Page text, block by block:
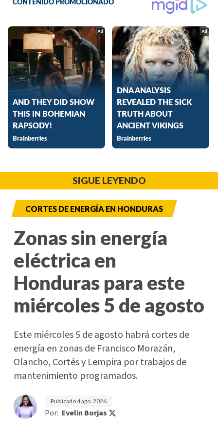
SIGUE LEYENDO
CORTES DE ENERGÍA EN HONDURAS
Zonas sin energía
eléctrica en
Honduras para este
miércoles 5 de agosto
Este miércoles 5 de agosto habrá cortes de
energía en zonas de Francisco Morazán,
Olancho, Cortés y Lempira por trabajos de
mantenimiento programados.
Publicado4 ago. 2026
Por: Evelin Borjas